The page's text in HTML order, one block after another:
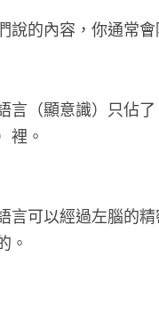
說的內容，你通常
言（顯意識）只佔
裡。
言可以經過左腦的
。